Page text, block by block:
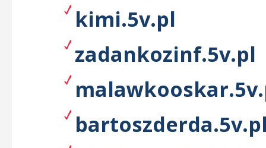
kimi.5v.pl
zadankozinf.5v.pl